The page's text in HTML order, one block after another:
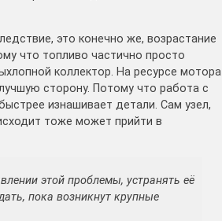
это конечно же, возрастание
что топливо частично просто
коллектор. На ресурсе мотора
сторону. Потому что работа с
изнашивает детали. Сам узел,
тоже может прийти в
этой проблемы, устранять её
пока возникнут крупные